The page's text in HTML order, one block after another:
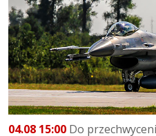
04.08 15:00 Do